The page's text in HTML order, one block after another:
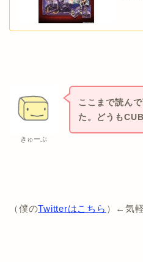
きゅーぶ
ここまで読ん
た。どうも
（僕のTwitterはこちら ）←気